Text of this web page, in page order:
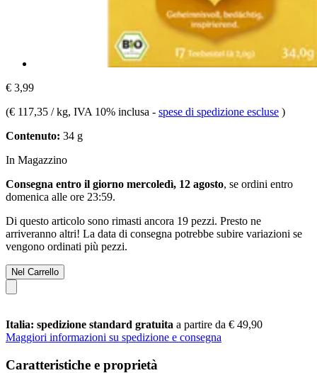
€ 3,99
(€ 117,35 / kg, IVA 10% inclusa - spese di spedizione escluse )
Contenuto: 34 g
In Magazzino
Consegna entro il giorno mercoledì, 12 agosto, se ordini entro
domenica alle ore 23:59.
Di questo articolo sono rimasti ancora 19 pezzi. Presto ne
arriveranno altri! La data di consegna potrebbe subire variazioni se
vengono ordinati più pezzi.
Nel Carrello
Italia: spedizione standard gratuita a partire da € 49,90
Maggiori informazioni su spedizione e consegna
Caratteristiche e proprietà